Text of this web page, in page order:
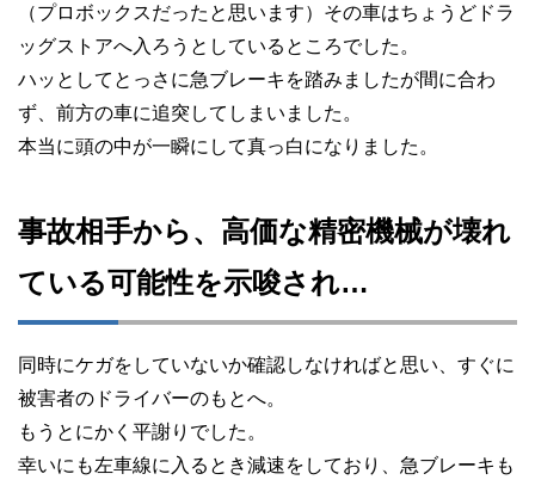
（プロボックスだったと思います）その車はちょうどドラ
ッグストアへ入ろうとしているところでした。
ハッとしてとっさに急ブレーキを踏みましたが間に合わ
ず、前方の車に追突してしまいました。
本当に頭の中が一瞬にして真っ白になりました。
事故相手から、高価な精密機械が壊れ
ている可能性を示唆され…
同時にケガをしていないか確認しなければと思い、すぐに
被害者のドライバーのもとへ。
もうとにかく平謝りでした。
幸いにも左車線に入るとき減速をしており、急ブレーキも